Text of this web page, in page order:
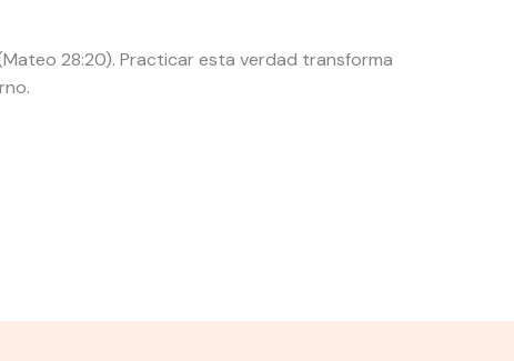
28:20). Practicar esta verdad transforma